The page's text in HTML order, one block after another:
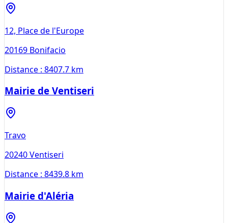
12, Place de l'Europe
20169 Bonifacio
Distance : 8407.7 km
Mairie de Ventiseri
Travo
20240Ventiseri
Distance : 8439.8 km
Mairie d'Aléria